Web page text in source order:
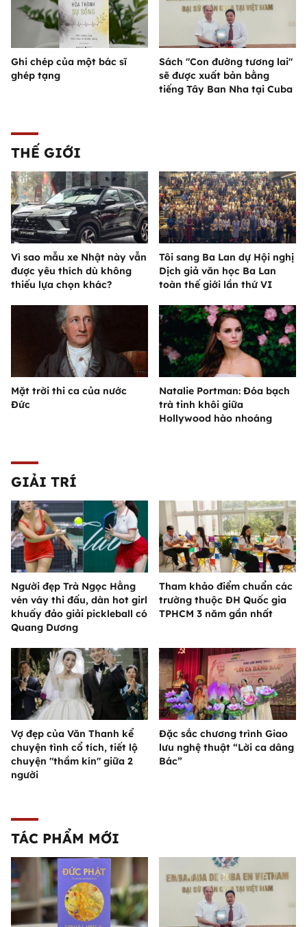
Ghi chép của một bác sĩ
ghép tạng
Sách "Con đường tương lai"
sẽ được xuất bản bằng
tiếng Tây Ban Nha tại Cuba
THẾ GIỚI
Vì sao mẫu xe Nhật này vẫn
được yêu thích dù không
thiếu lựa chọn khác?
Tôi sang Ba Lan dự Hội nghị
Dịch giả văn học Ba Lan
toàn thế giới lần thứ VI
Mặt trời thi ca của nước
Đức
Natalie Portman: Đóa bạch
trà tinh khôi giữa
Hollywood hào nhoáng
GIẢI TRÍ
Người đẹp Trà Ngọc Hằng
vén váy thi đấu, dàn hot girl
khuấy đảo giải pickleball có
Quang Dương
Tham khảo điểm chuẩn các
trường thuộc ĐH Quốc gia
TPHCM 3 năm gần nhất
Vợ đẹp của Văn Thanh kể
chuyện tình cổ tích, tiết lộ
chuyện "thầm kín" giữa 2
người
Đặc sắc chương trình Giao
lưu nghệ thuật “Lời ca dâng
Bác”
TÁC PHẨM MỚI